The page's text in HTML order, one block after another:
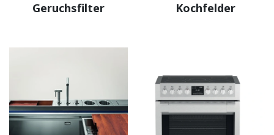
Geruchsfilter Kochfelder